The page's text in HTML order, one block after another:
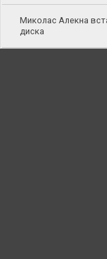
Миколас Алекна
диска